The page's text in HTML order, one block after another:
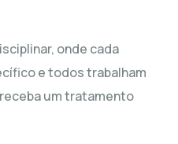
onde cada
e todos trabalham
um tratamento